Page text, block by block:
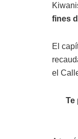
fines
El
el
Te